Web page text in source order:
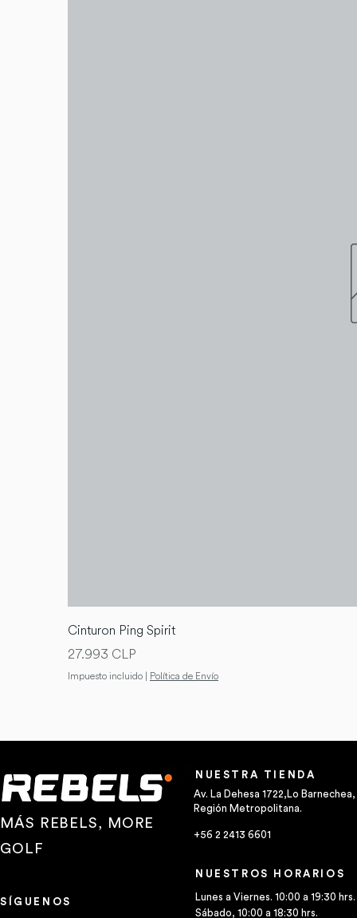
Cinturon Ping Spirit
Precio
27.993 CLP
Impuesto incluido | Política de Envío
MÁS REBELS, MORE
GOLF
SÍGUENOS
NUESTRA TIENDA
Av. La Dehesa 1722,Lo Barnechea,
Región Metropolitana.
+56 2 2413 6601
NUESTROS HORARIOS
Lunes a Viernes. 10:00 a 19:30 hrs.
Sábado, 10:00 a 18:30 hrs.